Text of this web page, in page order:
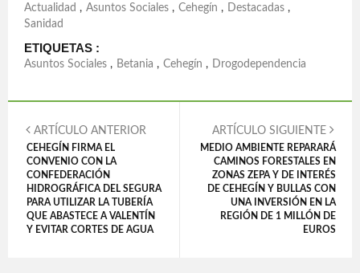
Actualidad , Asuntos Sociales , Cehegín , Destacadas ,
Sanidad
ETIQUETAS :
Asuntos Sociales , Betania , Cehegín , Drogodependencia
ARTÍCULO ANTERIOR
CEHEGÍN FIRMA EL
CONVENIO CON LA
CONFEDERACIÓN
HIDROGRÁFICA DEL SEGURA
PARA UTILIZAR LA TUBERÍA
QUE ABASTECE A VALENTÍN
Y EVITAR CORTES DE AGUA
ARTÍCULO SIGUIENTE
MEDIO AMBIENTE REPARARÁ
CAMINOS FORESTALES EN
ZONAS ZEPA Y DE INTERÉS
DE CEHEGÍN Y BULLAS CON
UNA INVERSIÓN EN LA
REGIÓN DE 1 MILLÓN DE
EUROS